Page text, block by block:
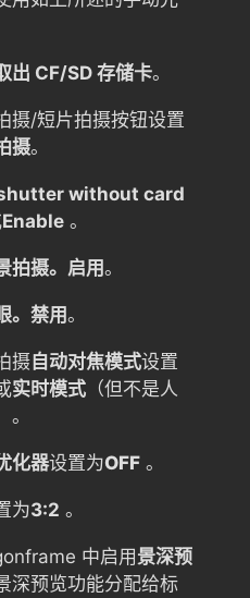
出 CF/SD 存储卡。
摄/短片拍摄按钮设置
摄。
without card
Enable 。
拍摄。 启用。
禁用。
摄自动对焦模式设置
实时模式 （但不是人
化器设置为OFF 。
为3:2 。
中启用景深预
深预览功能分配给标